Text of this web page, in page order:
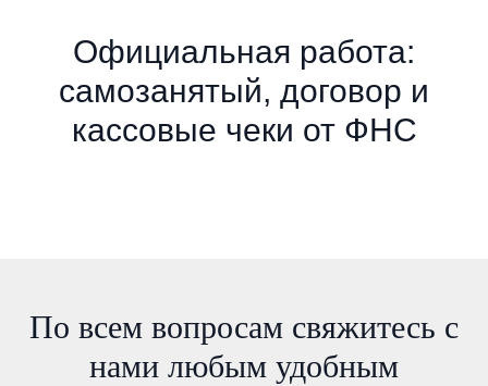
Официальная работа:
самозанятый, договор и
кассовые чеки от ФНС
По всем вопросам свяжитесь с
нами любым удобным